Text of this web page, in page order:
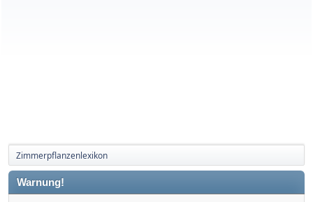
Zimmerpflanzenlexikon
Warnung!